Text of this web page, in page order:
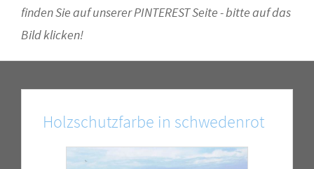
finden Sie auf unserer PINTEREST Seite - bitte auf das
Bild klicken!
Holzschutzfarbe in schwedenrot